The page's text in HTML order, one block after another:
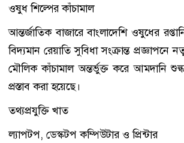
ওষুধ শিল্পের কাঁচামাল
আন্তর্জাতিক বাজারে বাংলাদেশি ওষুধের
বিদ্যমান রেয়াতি সুবিধা সংক্রান্ত
মৌলিক কাঁচামাল অন্তর্ভুক্ত করে আমদানি
প্রস্তাব করা হয়েছে।
তথ্যপ্রযুক্তি খাত
ল্যাপটপ, ডেস্কটপ কম্পিউটার ও প্রিন্টার